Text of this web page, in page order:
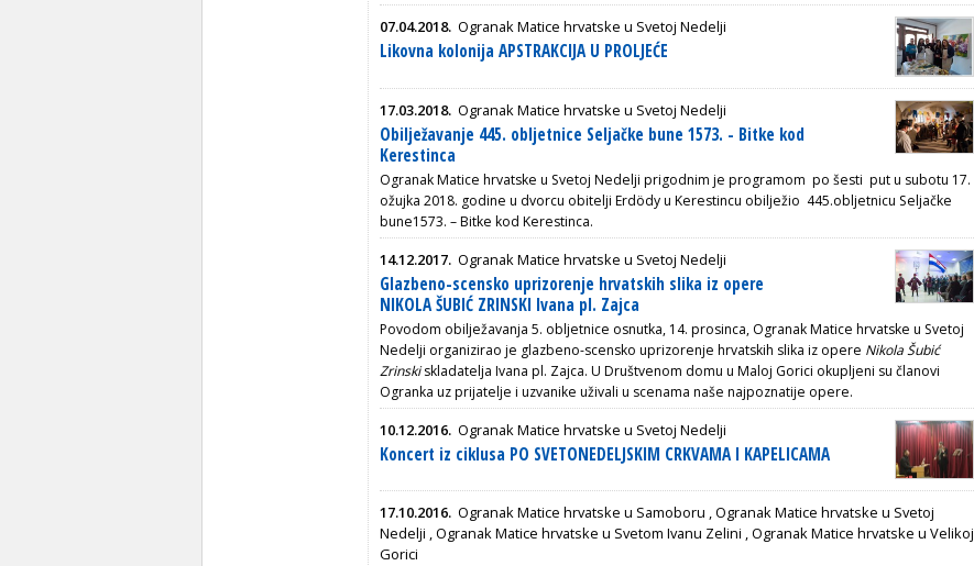
07.04.2018. Ogranak Matice hrvatske u Svetoj Nedelji
Likovna kolonija APSTRAKCIJA U PROLJEĆE
17.03.2018. Ogranak Matice hrvatske u Svetoj Nedelji
Obilježavanje 445. obljetnice Seljačke bune 1573. - Bitke kod
Kerestinca
Ogranak Matice hrvatske u Svetoj Nedelji prigodnim je programom po šesti put u subotu 17.
ožujka 2018. godine u dvorcu obitelji Erdödy u Kerestincu obilježio 445.obljetnicu Seljačke
bune1573. – Bitke kod Kerestinca.
14.12.2017. Ogranak Matice hrvatske u Svetoj Nedelji
Glazbeno-scensko uprizorenje hrvatskih slika iz opere
NIKOLA ŠUBIĆ ZRINSKI Ivana pl. Zajca
Povodom obilježavanja 5. obljetnice osnutka, 14. prosinca, Ogranak Matice hrvatske u Svetoj
Nedelji organizirao je glazbeno-scensko uprizorenje hrvatskih slika iz opere Nikola Šubić
Zrinskiskladatelja Ivana pl. Zajca. U Društvenom domu u Maloj Gorici okupljeni su članovi
Ogranka uz prijatelje i uzvanike uživali u scenama naše najpoznatije opere.
10.12.2016. Ogranak Matice hrvatske u Svetoj Nedelji
Koncert iz ciklusa PO SVETONEDELJSKIM CRKVAMA I KAPELICAMA
17.10.2016. Ogranak Matice hrvatske u Samoboru ,Ogranak Matice hrvatske u Svetoj
Nedelji ,Ogranak Matice hrvatske u Svetom Ivanu Zelini ,Ogranak Matice hrvatske u Velikoj
Gorici